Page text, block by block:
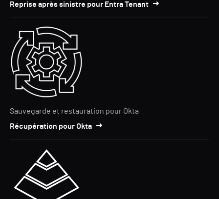
Reprise après sinistre pour Entra Tenant
Sauvegarde et restauration pour Okta
Récupération pour Okta